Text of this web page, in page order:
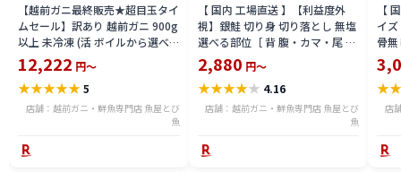
【越前ガニ最終販売★超目玉タイ
ムセール】訳あり 越前ガニ 900g
以上 未冷凍 (活 ボイルから選べ
る) 福井県産 国産 産地直送 脚折
れ 訳ありカニ 越前がに ズワイガ
ニ 越前 かに 送料無料 etz-900w
12,222 円～
★★★★★5
店舗：越前ガニ・鮮魚専門店 魚屋とび
魚
【 国内 工場直送 】【利益度外
視】銀鮭 切り身 切り落とし 無塩
選べる部位［ 背 腹・カマ・尾 ］
600g〜2.4kg 骨取り・骨無し 骨
あり 切り落とし 骨取り・骨無し
切身 ses2301-12ka
2,880 円～
★★★★★ 4.16
店舗：越前ガニ・鮮魚専門店 魚屋とび
魚
【
イ
骨
(真
ライ
★
店